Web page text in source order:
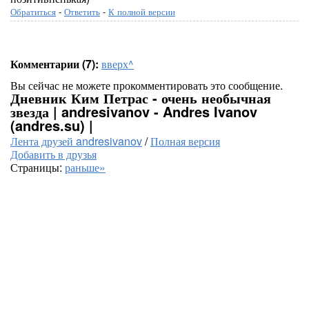
Обратиться - Ответить - К полной версии
Комментарии (7): вверх^
Вы сейчас не можете прокомментировать это сообщение.
Дневник Ким Петрас - очень необычная
звезда | andresivanov - Andres Ivanov
(andres.su) |
Лента друзей andresivanov/Полная версия
Добавить в друзья
Страницы: раньше»